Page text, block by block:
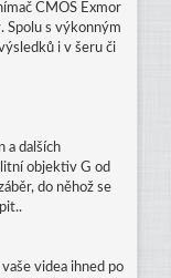
CMOS Exmor
Spolu s výkonným
i v šeru či
a dalších
objektiv G od
do něhož se
videa ihned po